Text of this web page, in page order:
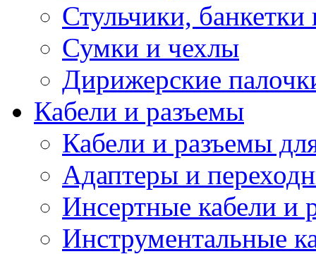
Стульчики, банкетки
Сумки и чехлы
Дирижерские
Кабели и разъемы
Кабели и разъемы
Адаптеры и
Инсертные кабели и
Инструментальные